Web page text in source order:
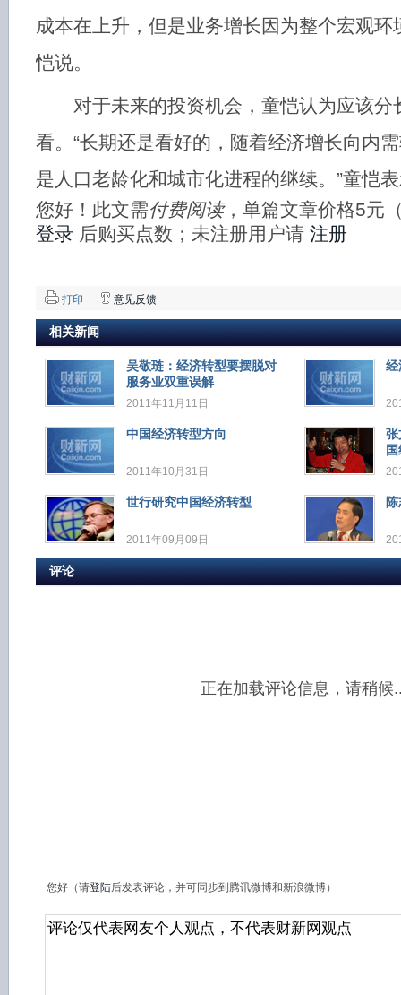
成本在上升，但是业务增长因为整个宏观环
恺说。
对于未来的投资机会，童恺认为应该分
看。“长期还是看好的，随着经济增长向内
是人口老龄化和城市化进程的继续。”童恺
您好！此文需付费阅读，单篇文章价格5元
登录 后购买点数；未注册用户请 注册
打印 意见反馈
相关新闻
吴敬琏：经济转型要摆脱对
服务业双重误解
2011年11月11日
经
中国经济转型方向
2011年10月31日
张
世行研究中国经济转型
2011年09月09日
评论
正在加载评论信息，请稍候
您好（请登陆后发表评论，并可同步到腾讯微博和新浪微博）